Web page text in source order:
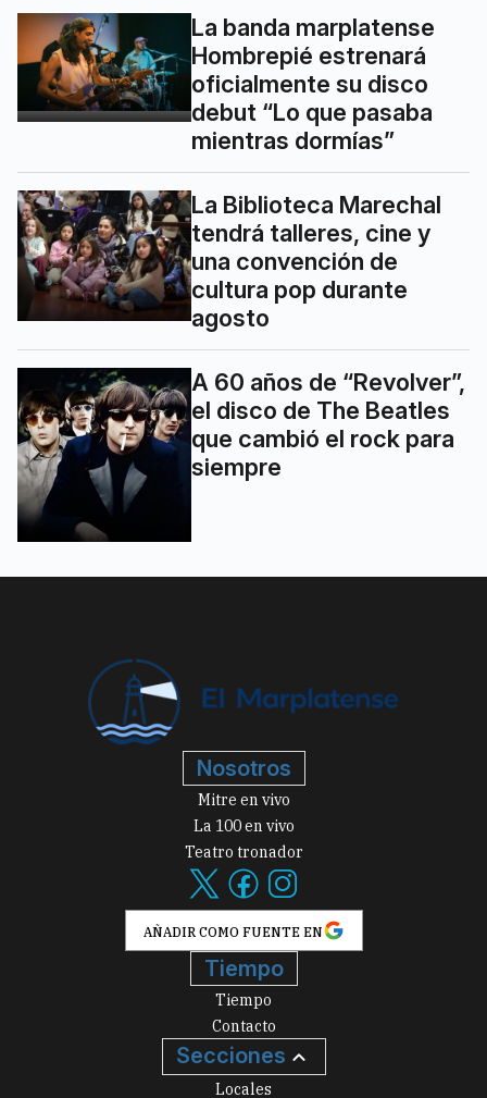
La banda marplatense
Hombrepié estrenará
oficialmente su disco
debut “Lo que pasaba
mientras dormías”
La Biblioteca Marechal
tendrá talleres, cine y
una convención de
cultura pop durante
agosto
A 60 años de “Revolver”,
el disco de The Beatles
que cambió el rock para
siempre
Nosotros
Mitre en vivo
La 100 en vivo
Teatro tronador
AÑADIR COMO FUENTE EN
Tiempo
Tiempo
Contacto
Secciones
Locales